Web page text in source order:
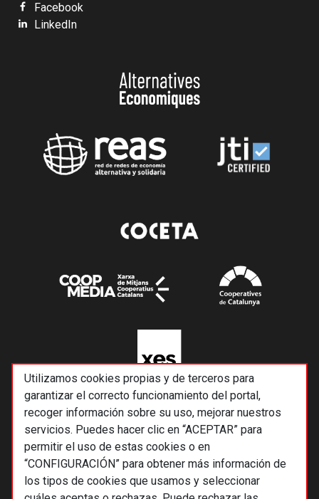
Utilizamos cookies propias y de terceros para
garantizar el correcto funcionamiento del portal,
recoger información sobre su uso, mejorar nuestros
servicios. Puedes hacer clic en “ACEPTAR” para
permitir el uso de estas cookies o en
“CONFIGURACIÓN” para obtener más información de
los tipos de cookies que usamos y seleccionar
Facebook
LinkedIn